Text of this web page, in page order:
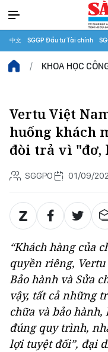
中文 SGGP Đầu tư Tài chính
KHOA HỌC
Vertu Việt
huống khách
đòi trả vì "đơ,
SGGPO 01/09/
“Khách hàng của
quyền riêng,
Bảo hành và Sửa
vậy, tất cả những
chữa và bảo
đúng quy trình,
lợi tuyệt đối”, đại